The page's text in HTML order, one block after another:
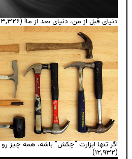
دنیای قبل از من، دنیای بعد از ما! (۱۳,۳۲۶)
اگر تنها ابزارت “چکش” باشه، همه چیز
(۱۲,۹۳۲)